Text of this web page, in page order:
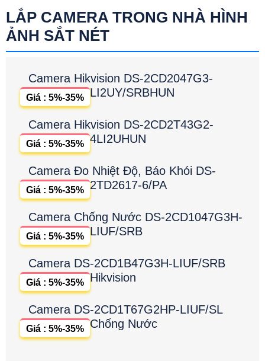
LẮP CAMERA TRONG NHÀ HÌNH
ẢNH SẮT NÉT
Camera Hikvision DS-2CD2047G3-
LI2UY/SRBHUN
Giá : 5%-35%
Camera Hikvision DS-2CD2T43G2-
4LI2UHUN
Giá : 5%-35%
Camera Đo Nhiệt Độ, Báo Khói DS-
2TD2617-6/PA
Giá : 5%-35%
Camera Chống Nước DS-2CD1047G3H-
LIUF/SRB
Giá : 5%-35%
Camera DS-2CD1B47G3H-LIUF/SRB
Hikvision
Giá : 5%-35%
Camera DS-2CD1T67G2HP-LIUF/SL
Chống Nước
Giá : 5%-35%